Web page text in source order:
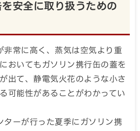
安全に取り扱うための
非常に高く、蒸気は空気より重
おいてもガソリン携行缶の蓋を
出て、静電気火花のような小さ
可能性があることがわかってい
ターが行った夏季にガソリン携